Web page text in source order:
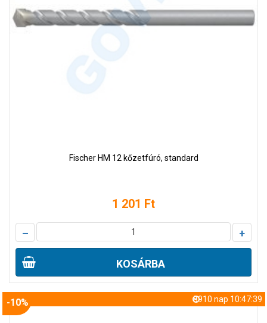
Fischer HM 12 kőzetfúró, standard
1 201 Ft
– +
KOSÁRBA
-10% 8910 nap 10:47:38